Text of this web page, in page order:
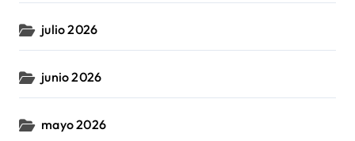
julio 2026
junio 2026
mayo 2026